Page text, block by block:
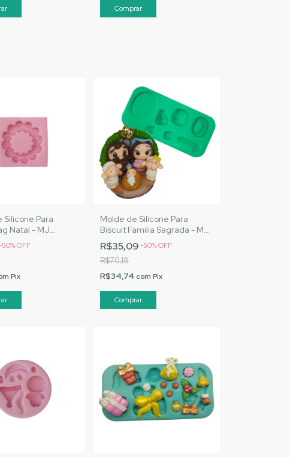
Silicone Para
Natal - MJ
2048
50%OFF
Pix
Molde de Silicone Para
Biscuit Familia Sagrada - MJ
Artesanatos | Cód. A029
R$35,09-50%OFF
R$70,18
R$34,74 com Pix